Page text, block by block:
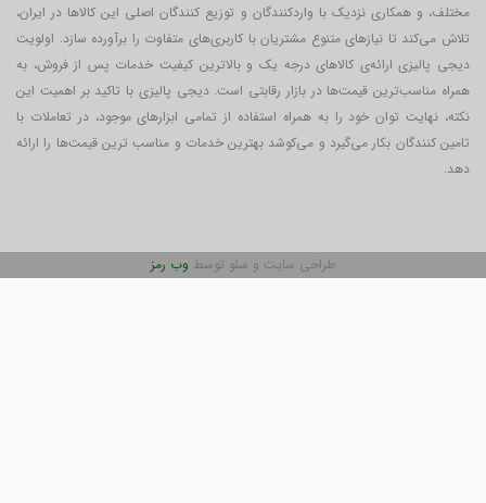
مختلف، و همکاری نزدیک با واردکنندگان و توزیع کنندگان اصلی این کالاها در ایران،
تلاش می‌کند تا نیازهای متنوع مشتریان با کاربری‌‌های متفاوت را برآورده سازد. اولویت
دیجی پالیزی ارائه‌ی کالاهای درجه یک و بالاترین کیفیت خدمات پس از فروش، به
همراه مناسب‌ترین قیمت‌ها در بازار رقابتی است. دیجی پالیزی با تاکید بر اهمیت این
نکته، نهایت توان خود را به همراه استفاده از تمامی ابزارهای موجود، در تعاملات با
تامین کنندگان بکار می‎‌گیرد و می‌کوشد بهترین خدمات و مناسب ترین قیمت‌ها را ارائه
دهد.
طراحی سایت و سئو توسط وب رمز